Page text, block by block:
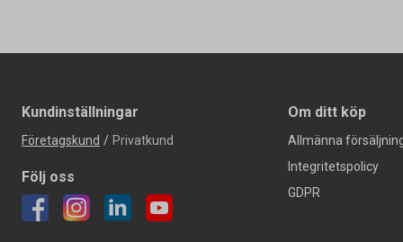
Kundinställningar
Företagskund / Privatkund
Följ oss
Om ditt köp
Allmänna
Integritetspolicy
GDPR